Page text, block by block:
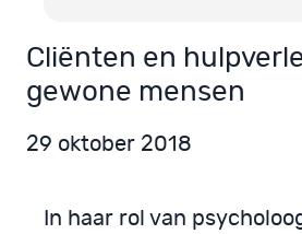
Cliënten en
gewone mensen
29 oktober 2018
In haar rol van